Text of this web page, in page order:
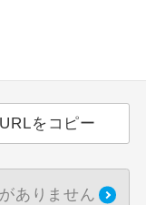
URLをコピー
ありません
ので、ご出発の計
定したコースで